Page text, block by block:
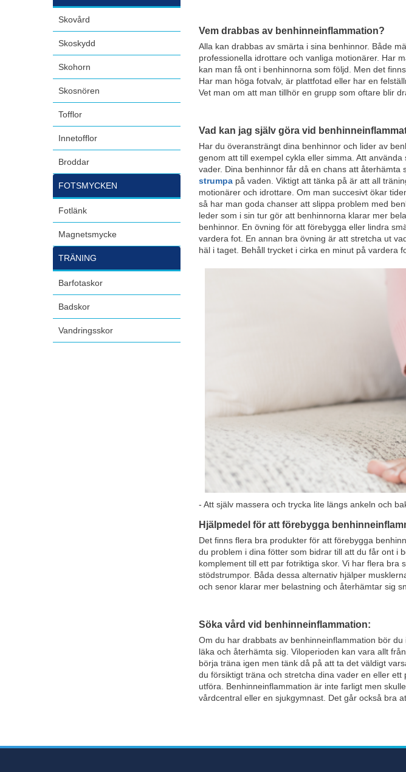
Skovård
Skoskydd
Skohorn
Skosnören
Tofflor
Innetofflor
Broddar
FOTSMYCKEN
Fotlänk
Magnetsmycke
TRÄNING
Barfotaskor
Badskor
Vandringsskor
Vem drabbas av benhinneinflammation?
Alla kan drabbas av smärta i sina benhinnor. Både
professionella idrottare och vanliga motionärer. Har
kan man få ont i benhinnorna som följd. Men det
Har man höga fotvalv, är plattfotad eller har en
Vet man om att man tillhör en grupp som oftare blir
Vad kan jag själv göra vid
Har du överansträngt dina benhinnor och lider av
genom att till exempel cykla eller simma. Att
vader. Dina benhinnor får då en chans att
strumpa på vaden. Viktigt att tänka på är att all
motionärer och idrottare. Om man succesivt ökar
så har man goda chanser att slippa problem med
leder som i sin tur gör att benhinnorna klarar mer
benhinnor. En övning för att förebygga eller lindra
vardera fot. En annan bra övning är att stretcha ut
häl i taget. Behåll trycket i cirka en minut på vardera
- Att själv massera och trycka lite längs ankeln och
Hjälpmedel för att förebygga
Det finns flera bra produkter för att förebygga
du problem i dina fötter som bidrar till att du får ont i
komplement till ett par fotriktiga skor. Vi har flera
stödstrumpor. Båda dessa alternativ hjälper
och senor klarar mer belastning och återhämtar sig
Söka vård vid benhinneinflammation:
Om du har drabbats av benhinneinflammation bör
läka och återhämta sig. Viloperioden kan vara allt
börja träna igen men tänk då på att ta det väldigt
du försiktigt träna och stretcha dina vader en eller
utföra. Benhinneinflammation är inte farligt men
vårdcentral eller en sjukgymnast. Det går också bra